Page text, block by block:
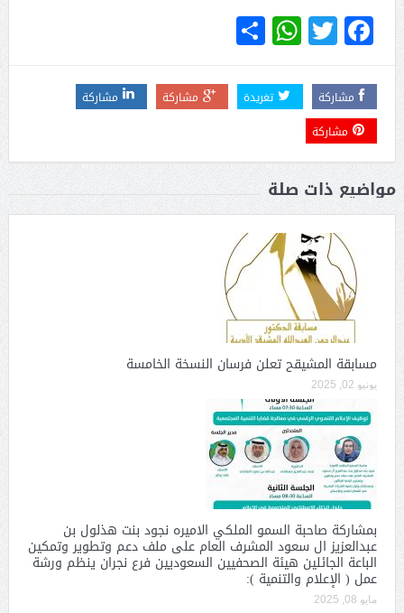
Facebook
Twitter
WhatsApp
Share
مشاركة تغريدة مشاركة
مشاركة
مشاركة
مواضيع ذات صلة
مسابقة المشيقح تعلن فرسان النسخة الخامسة
يونيو 02, 2025
بمشاركة صاحبة السمو الملكي الاميره نجود بنت هذلول بن
عبدالعزيز ال سعود المشرف العام على ملف دعم وتطوير وتمكين
الباعة الجائلين هيئة الصحفيين السعوديين فرع نجران ينظم ورشة
عمل ( الإعلام والتنمية ):
مايو 08, 2025